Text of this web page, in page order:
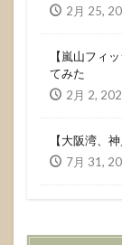
2月 25,
【嵐山フィ
てみた
2月 2,
【大阪湾、
7月 31,